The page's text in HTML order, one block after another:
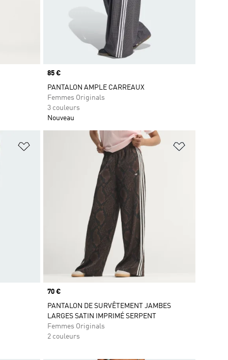
Prix
85 €
PANTALON AMPLE CARREAUX
Femmes Originals
3 couleurs
Nouveau
Ajouter à la Liste de produits favoris
Prix
70 €
PANTALON DE SURVÊTEMENT JAMBES
LARGES SATIN IMPRIMÉ SERPENT
Femmes Originals
2 couleurs